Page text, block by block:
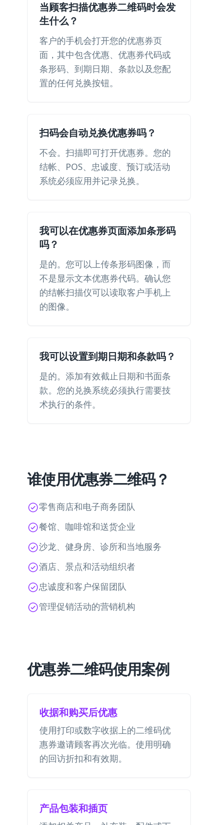
当顾客扫描优惠券二维码时会发
生什么？
客户的手机会打开您的优惠券页
面，其中包含优惠、优惠券代码或
条形码、到期日期、条款以及您配
置的任何兑换按钮。
扫码会自动兑换优惠券吗？
不会。扫描即可打开优惠券。您的
结帐、POS、忠诚度、预订或活动
系统必须应用并记录兑换。
我可以在优惠券页面添加条形码
吗？
是的。您可以上传条形码图像，而
不是显示文本优惠券代码。确认您
的结帐扫描仪可以读取客户手机上
的图像。
我可以设置到期日期和条款吗？
是的。添加有效截止日期和书面条
款。您的兑换系统必须执行需要技
术执行的条件。
谁使用优惠券二维码？
零售商店和电子商务团队
餐馆、咖啡馆和送货企业
沙龙、健身房、诊所和当地服务
酒店、景点和活动组织者
忠诚度和客户保留团队
管理促销活动的营销机构
优惠券二维码使用案例
收据和购买后优惠
使用打印或数字收据上的二维码优
惠券邀请顾客再次光临。使用明确
的回访折扣和有效期。
产品包装和插页